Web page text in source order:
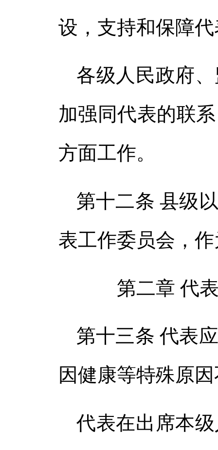
设，支持和保障
各级人民政府
加强同代表的联
方面工作。
第十二条 县级
表工作委员会，
第二章 代
第十三条 代表
因健康等特殊原
代表在出席本